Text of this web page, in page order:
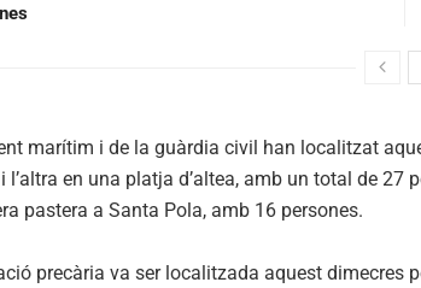
marítim i de la guàrdia civil han localitzat
l’altra en una platja d’altea, amb un total de
pastera a Santa Pola, amb 16 persones.
precària va ser localitzada aquest dimecres